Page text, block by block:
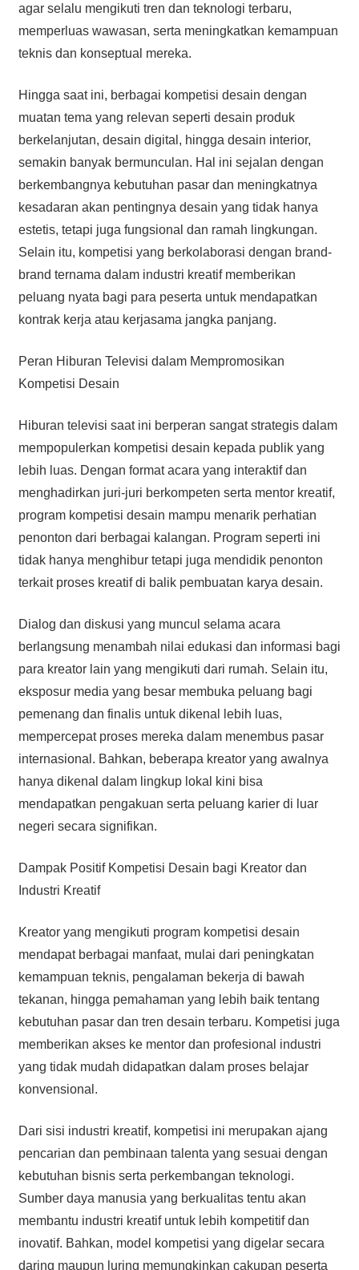
agar selalu mengikuti tren dan teknologi terbaru,
memperluas wawasan, serta meningkatkan kemampuan
teknis dan konseptual mereka.
Hingga saat ini, berbagai kompetisi desain dengan
muatan tema yang relevan seperti desain produk
berkelanjutan, desain digital, hingga desain interior,
semakin banyak bermunculan. Hal ini sejalan dengan
berkembangnya kebutuhan pasar dan meningkatnya
kesadaran akan pentingnya desain yang tidak hanya
estetis, tetapi juga fungsional dan ramah lingkungan.
Selain itu, kompetisi yang berkolaborasi dengan brand-
brand ternama dalam industri kreatif memberikan
peluang nyata bagi para peserta untuk mendapatkan
kontrak kerja atau kerjasama jangka panjang.
Peran Hiburan Televisi dalam Mempromosikan
Kompetisi Desain
Hiburan televisi saat ini berperan sangat strategis dalam
mempopulerkan kompetisi desain kepada publik yang
lebih luas. Dengan format acara yang interaktif dan
menghadirkan juri-juri berkompeten serta mentor kreatif,
program kompetisi desain mampu menarik perhatian
penonton dari berbagai kalangan. Program seperti ini
tidak hanya menghibur tetapi juga mendidik penonton
terkait proses kreatif di balik pembuatan karya desain.
Dialog dan diskusi yang muncul selama acara
berlangsung menambah nilai edukasi dan informasi bagi
para kreator lain yang mengikuti dari rumah. Selain itu,
eksposur media yang besar membuka peluang bagi
pemenang dan finalis untuk dikenal lebih luas,
mempercepat proses mereka dalam menembus pasar
internasional. Bahkan, beberapa kreator yang awalnya
hanya dikenal dalam lingkup lokal kini bisa
mendapatkan pengakuan serta peluang karier di luar
negeri secara signifikan.
Dampak Positif Kompetisi Desain bagi Kreator dan
Industri Kreatif
Kreator yang mengikuti program kompetisi desain
mendapat berbagai manfaat, mulai dari peningkatan
kemampuan teknis, pengalaman bekerja di bawah
tekanan, hingga pemahaman yang lebih baik tentang
kebutuhan pasar dan tren desain terbaru. Kompetisi juga
memberikan akses ke mentor dan profesional industri
yang tidak mudah didapatkan dalam proses belajar
konvensional.
Dari sisi industri kreatif, kompetisi ini merupakan ajang
pencarian dan pembinaan talenta yang sesuai dengan
kebutuhan bisnis serta perkembangan teknologi.
Sumber daya manusia yang berkualitas tentu akan
membantu industri kreatif untuk lebih kompetitif dan
inovatif. Bahkan, model kompetisi yang digelar secara
daring maupun luring memungkinkan cakupan peserta